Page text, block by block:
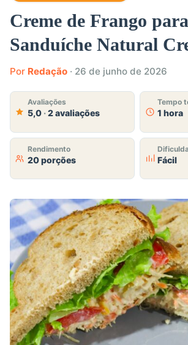
Creme de Frango para
Sanduíche Natural
Por Redação · 26 de junho de 2026
Avaliações
5,0 ·2 avaliações
Tempo
1 hora
Rendimento
20 porções Fácil